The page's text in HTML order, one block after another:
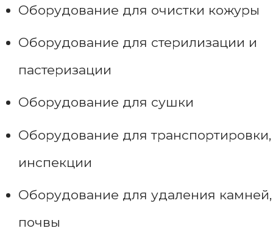
Оборудование для очистки кожуры
Оборудование для стерилизации и
пастеризации
Оборудование для сушки
Оборудование для транспортировки,
инспекции
Оборудование для удаления камней,
почвы